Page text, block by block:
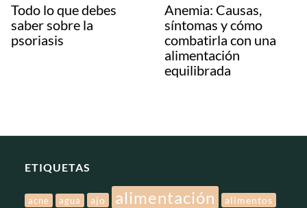
Todo lo que debes
saber sobre la
psoriasis
Anemia: Causas,
síntomas y cómo
combatirla con una
alimentación
equilibrada
ETIQUETAS
acne agua ajo alimentación alimentos